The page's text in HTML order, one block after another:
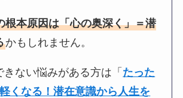
根本原因は「心の奥深く」＝潜
かもしれません。
ない悩みがある方は「 たった
くなる！潜在意識から人生を